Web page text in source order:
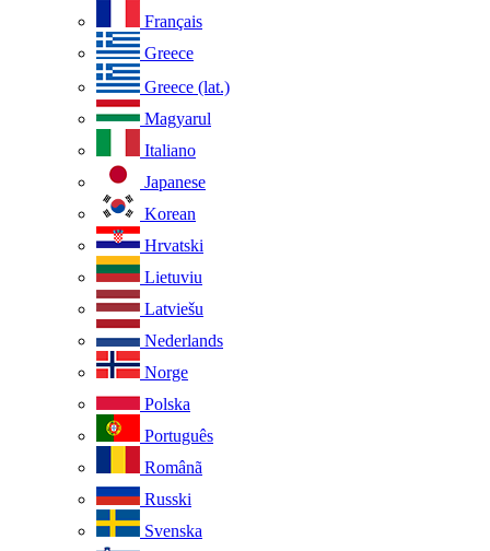
Français
Greece
Greece (lat.)
Magyarul
Italiano
Japanese
Korean
Hrvatski
Lietuviu
Latviešu
Nederlands
Norge
Polska
Português
Românã
Russki
Svenska